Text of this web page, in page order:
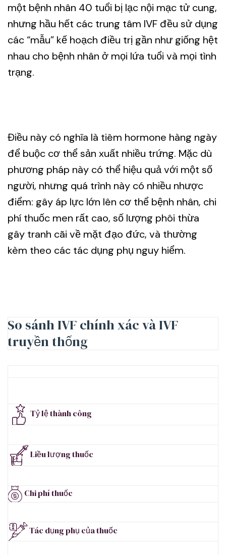
một bệnh nhân 40 tuổi bị lạc nội mạc tử cung,
nhưng hầu hết các trung tâm IVF đều sử dụng
các “mẫu” kế hoạch điều trị gần như giống hệt
nhau cho bệnh nhân ở mọi lứa tuổi và mọi tình
trạng.
Điều này có nghĩa là tiêm hormone hàng ngày
để buộc cơ thể sản xuất nhiều trứng. Mặc dù
phương pháp này có thể hiệu quả với một số
người, nhưng quá trình này có nhiều nhược
điểm: gây áp lực lớn lên cơ thể bệnh nhân, chi
phí thuốc men rất cao, số lượng phôi thừa
gây tranh cãi về mặt đạo đức, và thường
kèm theo các tác dụng phụ nguy hiểm.
So sánh IVF chính xác và IVF
truyền thống
Tỷ lệ thành công
Liều lượng thuốc
Chi phí thuốc
Tác dụng phụ của thuốc